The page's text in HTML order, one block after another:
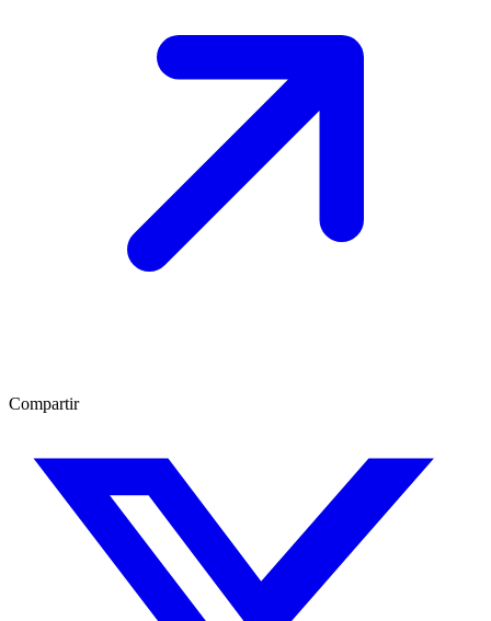
Compartir